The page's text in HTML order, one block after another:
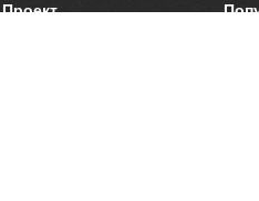
Проект